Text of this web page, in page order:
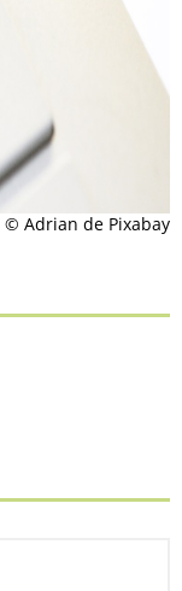
© Adrian de Pixabay